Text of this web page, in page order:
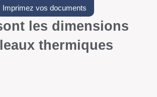
Imprimez vos documents
les dimensions
thermiques